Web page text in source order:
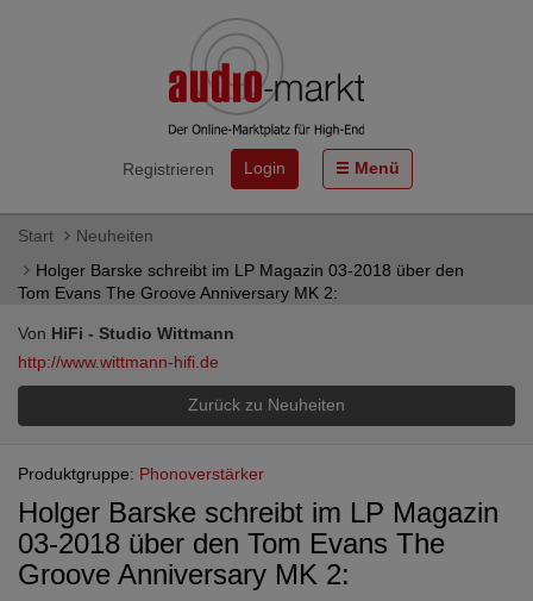
Registrieren Login Menü
Start
Neuheiten
Holger Barske schreibt im LP Magazin 03-2018 über den
Tom Evans The Groove Anniversary MK 2:
Von HiFi - Studio Wittmann
http://www.wittmann-hifi.de
Zurück zu Neuheiten
Produktgruppe: Phonoverstärker
Holger Barske schreibt im LP Magazin
03-2018 über den Tom Evans The
Groove Anniversary MK 2: